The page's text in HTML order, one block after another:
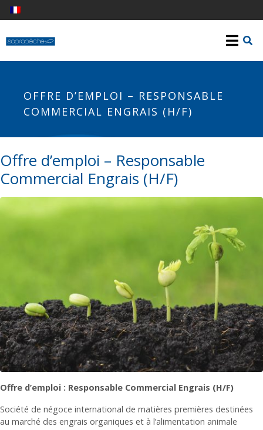
OFFRE D’EMPLOI – RESPONSABLE
COMMERCIAL ENGRAIS (H/F)
Offre d’emploi – Responsable
Commercial Engrais (H/F)
Offre d’emploi : Responsable Commercial Engrais (H/F)
Société de négoce international de matières premières destinées
au marché des engrais organiques et à l’alimentation animale